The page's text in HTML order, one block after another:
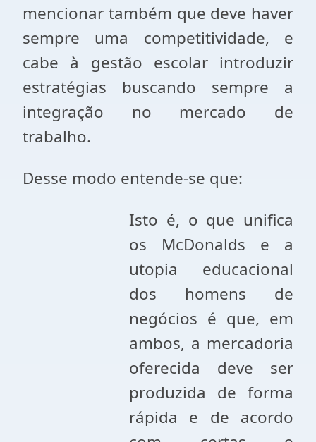
mencionar também que deve haver
sempre uma competitividade, e
cabe à gestão escolar introduzir
estratégias buscando sempre a
integração no mercado de
trabalho.
Desse modo entende-se que:
Isto é, o que unifica
os McDonalds e a
utopia educacional
dos homens de
negócios é que, em
ambos, a mercadoria
oferecida deve ser
produzida de forma
rápida e de acordo